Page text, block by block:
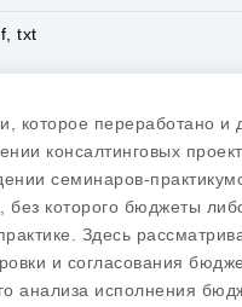
txt
которое переработано и
консалтинговых
семинаров-
которого бюджеты
Здесь
и согласования
анализа исполнения